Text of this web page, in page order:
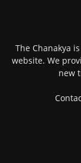
The Chanakya
website. We
new